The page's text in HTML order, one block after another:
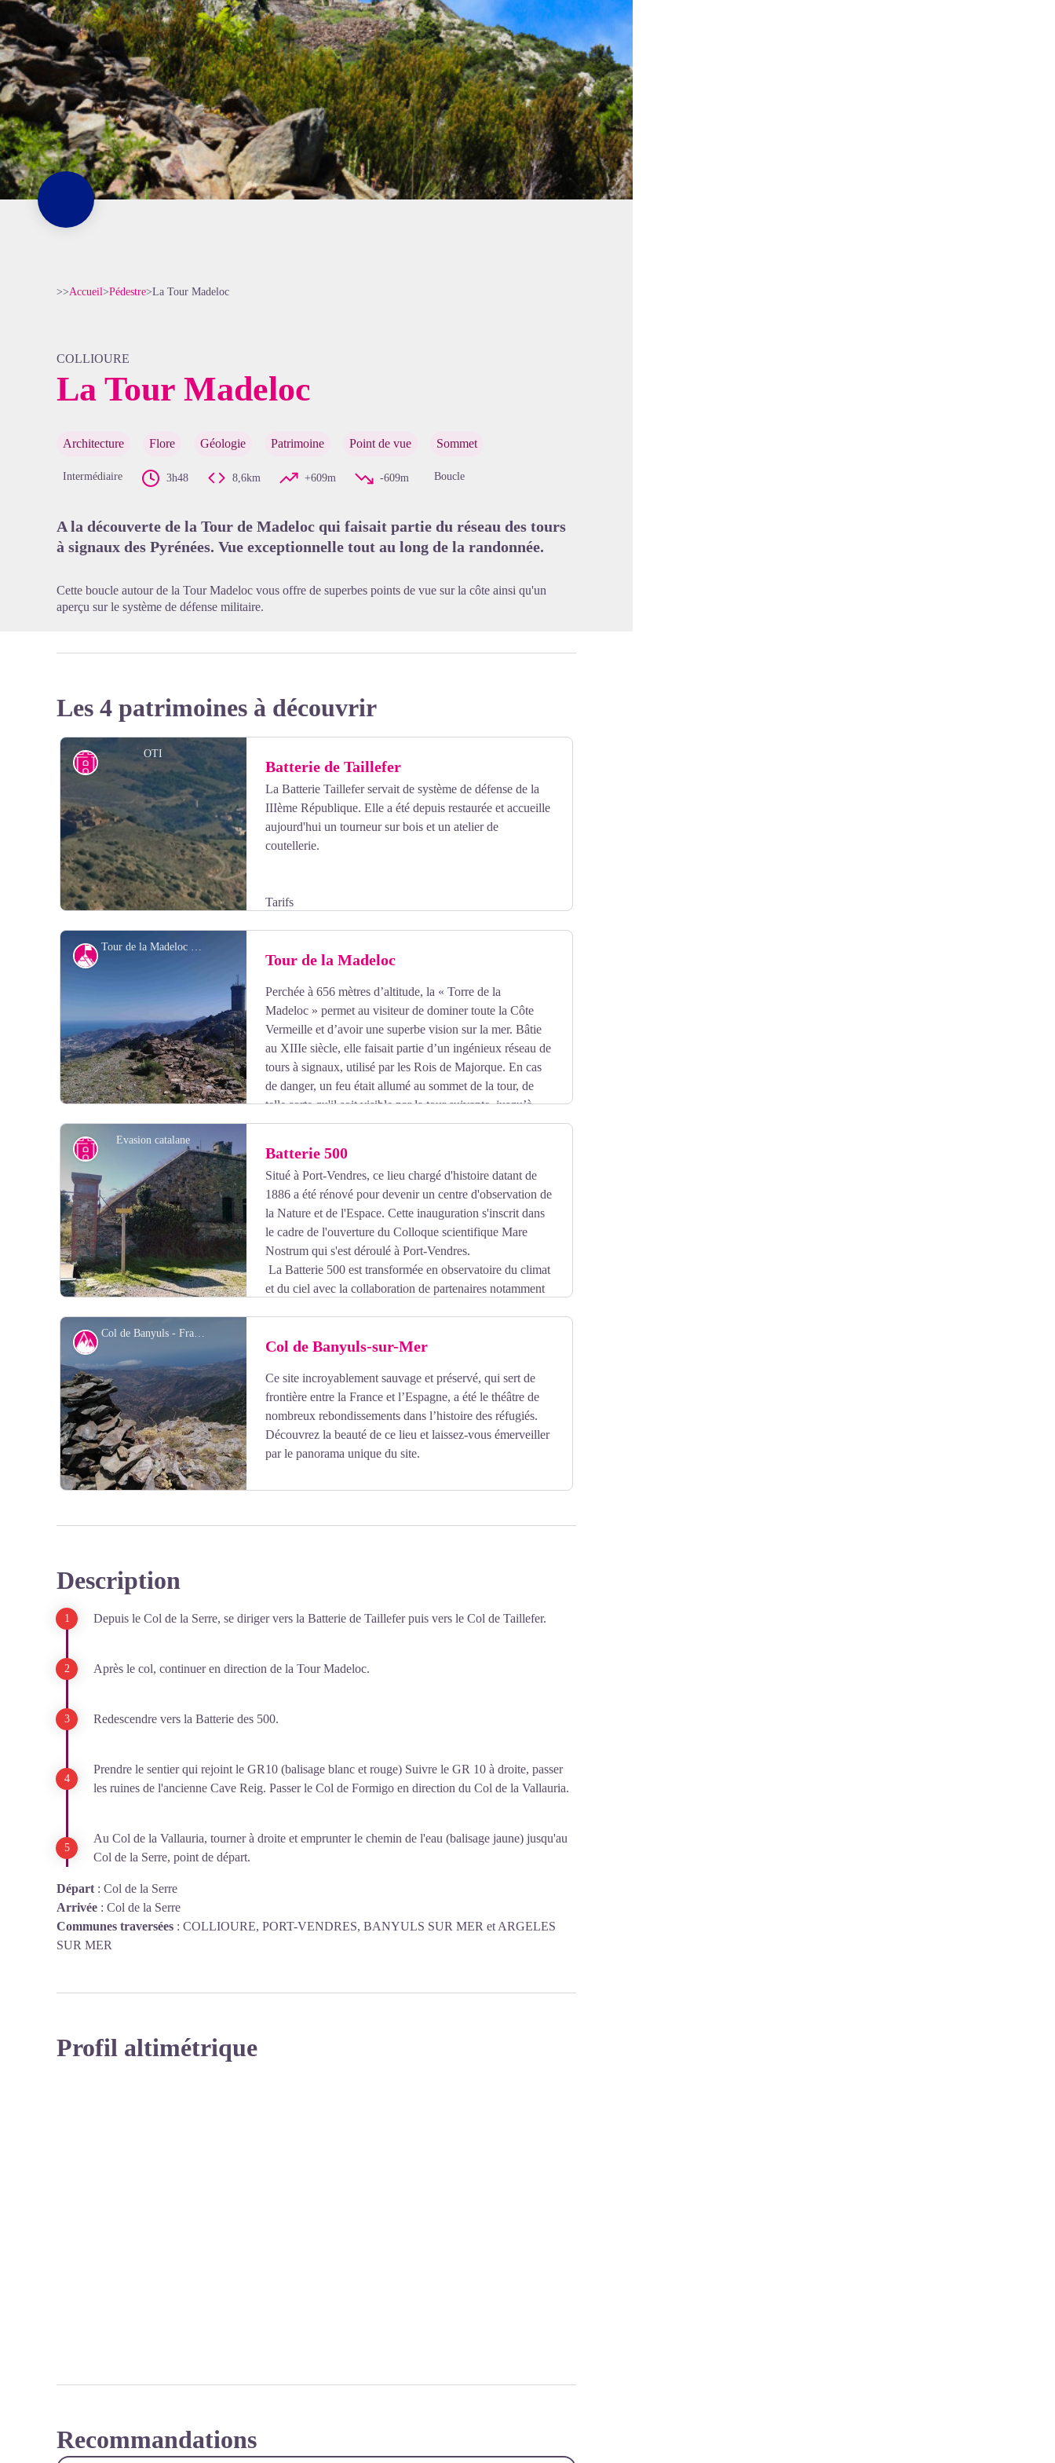
>>Accueil>Pédestre>La Tour Madeloc
COLLIOURE
La Tour Madeloc
Architecture Flore Géologie Patrimoine Point de vue Sommet
Intermédiaire 3h48 8,6km +609m -609m Boucle
A la découverte de la Tour de Madeloc qui faisait partie du réseau des tours
à signaux des Pyrénées. Vue exceptionnelle tout au long de la randonnée.
Cette boucle autour de la Tour Madeloc vous offre de superbes points de vue sur la côte ainsi qu'un
aperçu sur le système de défense militaire.
Les 4 patrimoines à découvrir
OTI
Voir l'image en plein écran
Petit patrimoine Batterie de Taillefer
La Batterie Taillefer servait de système de défense de la
IIIème République. Elle a été depuis restaurée et accueille
aujourd'hui un tourneur sur bois et un atelier de
coutellerie.
Tarifs
Tour de la Madeloc - François-Xavier Hallé
Voir l'image en plein écran
Sommet Tour de la Madeloc
Perchée à 656 mètres d’altitude, la « Torre de la
Madeloc » permet au visiteur de dominer toute la Côte
Vermeille et d’avoir une superbe vision sur la mer. Bâtie
au XIIIe siècle, elle faisait partie d’un ingénieux réseau de
tours à signaux, utilisé par les Rois de Majorque. En cas
de danger, un feu était allumé au sommet de la tour, de
telle sorte qu'il soit visible par la tour suivante, jusqu’à
remonter, de tour en tour, jusqu’aux Rois de Majorque à Perpignan. Plongez dans l’histoire !
Evasion catalane
Voir l'image en plein écran
Petit patrimoine Batterie 500
Situé à Port-Vendres, ce lieu chargé d'histoire datant de
1886 a été rénové pour devenir un centre d'observation de
la Nature et de l'Espace. Cette inauguration s'inscrit dans
le cadre de l'ouverture du Colloque scientifique Mare
Nostrum qui s'est déroulé à Port-Vendres.
La Batterie 500 est transformée en observatoire du climat
et du ciel avec la collaboration de partenaires notamment
Col de Banyuls - François-Xavier Hallé
Voir l'image en plein écran
Col Col de Banyuls-sur-Mer
Ce site incroyablement sauvage et préservé, qui sert de
frontière entre la France et l’Espagne, a été le théâtre de
nombreux rebondissements dans l’histoire des réfugiés.
Découvrez la beauté de ce lieu et laissez-vous émerveiller
par le panorama unique du site.
Description
Depuis le Col de la Serre, se diriger vers la Batterie de Taillefer puis vers le Col de Taillefer.
Après le col, continuer en direction de la Tour Madeloc.
Redescendre vers la Batterie des 500.
Prendre le sentier qui rejoint le GR10 (balisage blanc et rouge) Suivre le GR 10 à droite, passer
les ruines de l'ancienne Cave Reig. Passer le Col de Formigo en direction du Col de la Vallauria.
Au Col de la Vallauria, tourner à droite et emprunter le chemin de l'eau (balisage jaune) jusqu'au
Col de la Serre, point de départ.
Départ : Col de la Serre
Arrivée : Col de la Serre
Communes traversées : COLLIOURE, PORT-VENDRES, BANYULS SUR MER et ARGELES
SUR MER
Profil altimétrique
Recommandations